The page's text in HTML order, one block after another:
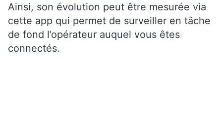
Ainsi, son évolution peut être mesurée via
cette app qui permet de surveiller en tâche
de fond l’opérateur auquel vous êtes
connectés.